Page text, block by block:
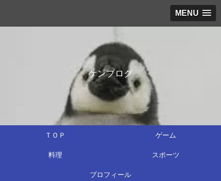
MENU
ケンブログ
ＴＯＰ ゲーム
料理 スポーツ
プロフィール